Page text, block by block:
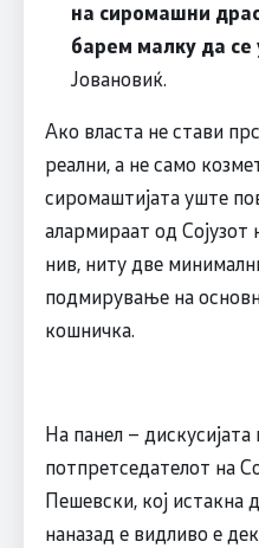
на сиромашни
барем малку да се
Јовановиќ.
Ако власта не стави
реални, а не само
сиромаштијата уште
алармираат од
нив, ниту две
подмирување на
кошничка.
На панел –
потпретседателот на
Пешевски, кој истакна
наназад е видливо е